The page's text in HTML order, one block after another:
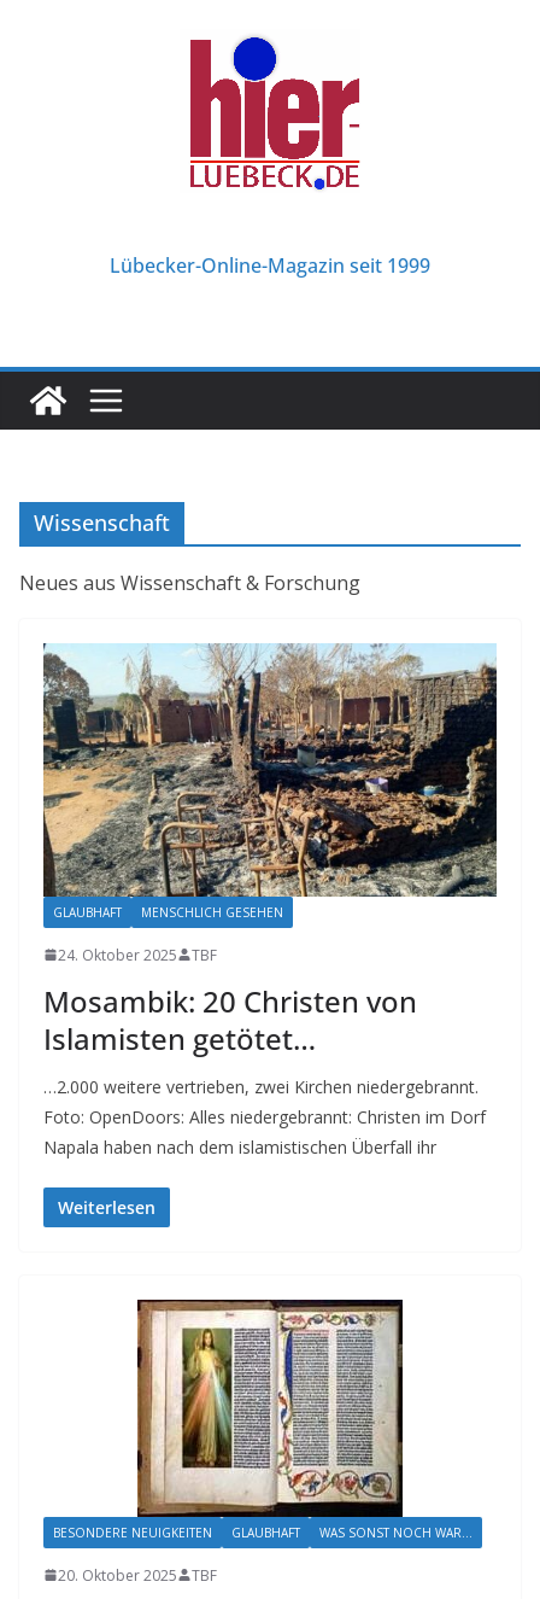
Lübecker-Online-Magazin seit 1999
Wissenschaft
Neues aus Wissenschaft & Forschung
GLAUBHAFT MENSCHLICH GESEHEN
24. Oktober 2025 TBF
Mosambik: 20 Christen von
Islamisten getötet…
…2.000 weitere vertrieben, zwei Kirchen niedergebrannt.
Foto: OpenDoors: Alles niedergebrannt: Christen im Dorf
Napala haben nach dem islamistischen Überfall ihr
Weiterlesen
BESONDERE NEUIGKEITEN GLAUBHAFT WAS SONST NOCH WAR...
20. Oktober 2025 TBF